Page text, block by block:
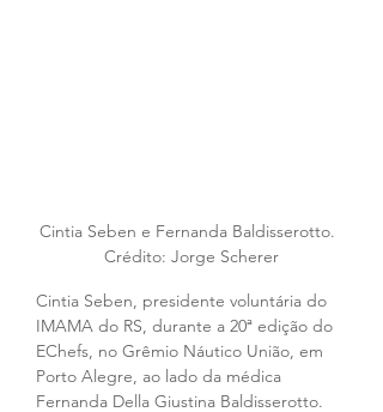
Cintia Seben e Fernanda Baldisserotto.
Crédito: Jorge Scherer
Cintia Seben, presidente voluntária do
IMAMA do RS, durante a 20ª edição do
EChefs, no Grêmio Náutico União, em
Porto Alegre, ao lado da médica
Fernanda Della Giustina Baldisserotto.